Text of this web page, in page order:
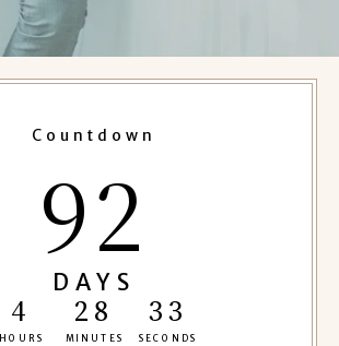
Countdown
92
DAYS
4
HOURS
28
MINUTES
31
SECONDS